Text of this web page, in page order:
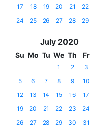
17
18 19 20 21 22
24
25 26 27 28 29
July 2020
Su Mo Tu We Th Fr
1 2 3
5
6 7 8 9 10
12
13 14 15 16 17
19
20 21 22 23 24
26
27 28 29 30 31